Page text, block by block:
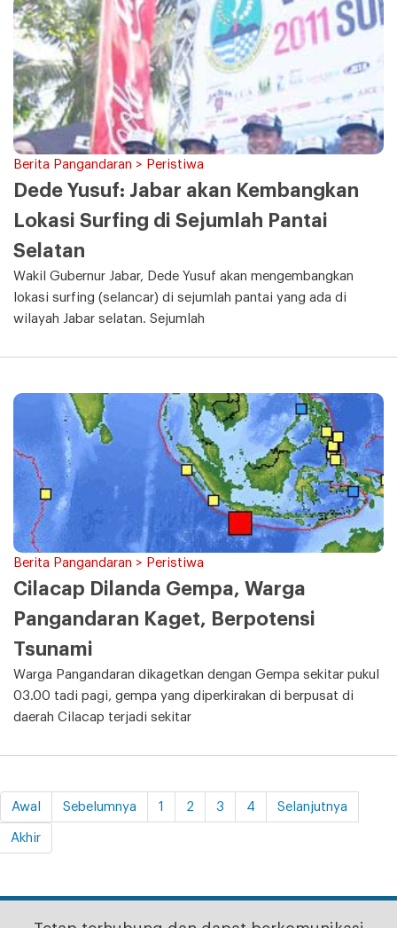
Berita Pangandaran > Peristiwa
Dede Yusuf: Jabar akan Kembangkan
Lokasi Surfing di Sejumlah Pantai
Selatan
Wakil Gubernur Jabar, Dede Yusuf akan mengembangkan
lokasi surfing (selancar) di sejumlah pantai yang ada di
wilayah Jabar selatan. Sejumlah
Berita Pangandaran > Peristiwa
Cilacap Dilanda Gempa, Warga
Pangandaran Kaget, Berpotensi
Tsunami
Warga Pangandaran dikagetkan dengan Gempa sekitar pukul
03.00 tadi pagi, gempa yang diperkirakan di berpusat di
daerah Cilacap terjadi sekitar
Awal Sebelumnya 1 2 3 4 Selanjutnya
Akhir